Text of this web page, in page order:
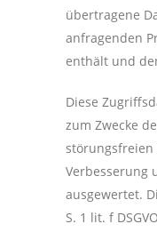
übertragene
anfragenden
enthält und
Diese
zum Zwecke
störungsfreien
Verbesserung
ausgewertet.
S. 1 lit. f